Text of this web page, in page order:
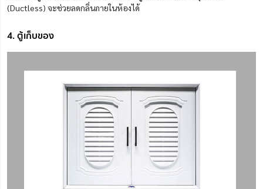
(Ductless) จะช่วยลดกลิ่นภายในห้องได้
4. ตู้เก็บของ